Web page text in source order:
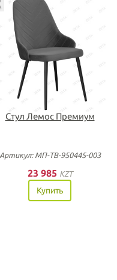
Стул Лемос Премиум
Артикул: МП-ТВ-950445-003
23 985 KZT
Купить